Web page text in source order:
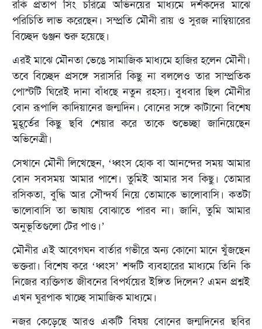
রকি প্রতাপ সিং চরিত্রে অভিনয়ের মাধ্যমে দর্শকদের মাঝে
পরিচিতি লাভ করেছেন। সম্প্রতি মৌনী রায় ও সুরজ নাম্বিয়ারের
বিচ্ছেদ গুঞ্জন শুরু হয়েছে।
এরই মাঝে মৌনতা ভেঙে সামাজিক মাধ্যমে হাজির হলেন মৌনী।
তবে বিচ্ছেদ প্রসঙ্গে সরাসরি কিছু না বললেও তার সাম্প্রতিক
পোস্টটি ঘিরেই দানা বাঁধছে নতুন রহস্য। বুধবার ছিল মৌনীর
বোন রূপালি কাদিয়ানের জন্মদিন। বোনের সঙ্গে কাটানো বিশেষ
মুহূর্তের কিছু ছবি শেয়ার করে তাকে শুভেচ্ছা জানিয়েছেন
অভিনেত্রী।
সেখানে মৌনী লিখেছেন, ‘ধ্বংস হোক বা আনন্দের সময় আমার
বোন সবসময় আমার পাশে। তুমিই আমার সব কিছু। তোমার
রসিকতা, বুদ্ধি আর সৌন্দর্য নিয়ে তোমাকে ভালোবাসি। কতটা
ভালোবাসি তা ভাষায় বোঝাতে পারব না। জানি, তুমি আমার
অনুভূতিগুলো টের পাও।’
মৌনীর এই আবেগঘন বার্তার গভীরে অন্য কোনো মানে খুঁজছেন
ভক্তরা। বিশেষ করে ‘ধ্বংস’ শব্দটি ব্যবহারের মাধ্যমে তিনি কি
নিজের ব্যক্তিগত জীবনের বিপর্যয়ের ইঙ্গিত দিলেন? এমন প্রশ্নই
এখন ঘুরপাক খাচ্ছে সামাজিক মাধ্যমে।
নজর কেড়েছে আরও একটি বিষয় বোনের জন্মদিনের ছবির